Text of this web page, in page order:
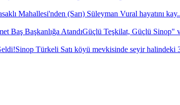
Mahallesi'nden (Sarı) Süleyman Vural hayatını kay..
Güçlü Teşkilat, Güçlü Sinop"
Sinop Türkeli Satı köyü mevkisinde seyir halindeki